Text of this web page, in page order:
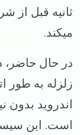
ثانیه قبل از
میکند.
در حال حاضر،
زلزله به طور
اندروید بدون
است. این